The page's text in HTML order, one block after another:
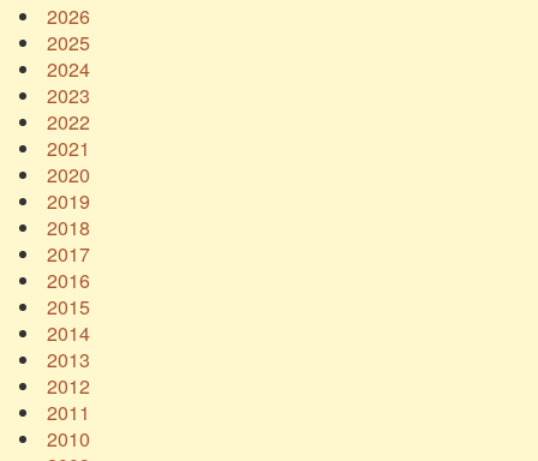
2026
2025
2024
2023
2022
2021
2020
2019
2018
2017
2016
2015
2014
2013
2012
2011
2010